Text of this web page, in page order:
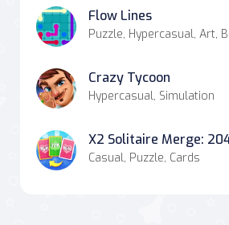
Flow Lines
Puzzle, Hypercasual, Art,
Crazy Tycoon
Hypercasual, Simulation
X2 Solitaire Merge:
Casual, Puzzle, Cards